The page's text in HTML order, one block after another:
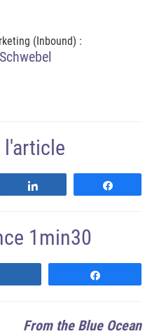
(Inbound) :
l'article
1min30
From the Blue Ocean